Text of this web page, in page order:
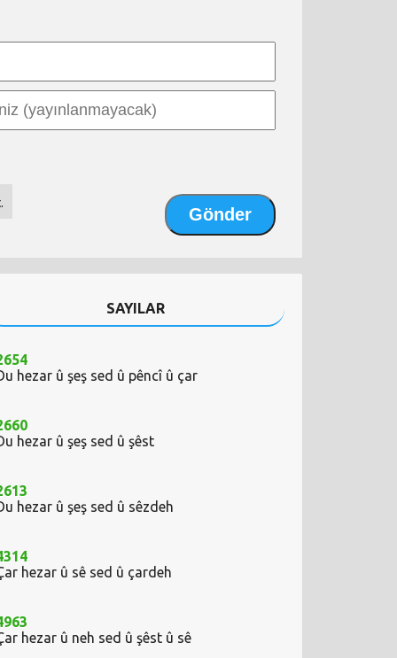
SAYILAR
hezar û şeş sed û pêncî û çar
hezar û şeş sed û şêst
hezar û şeş sed û sêzdeh
hezar û sê sed û çardeh
hezar û neh sed û şêst û sê